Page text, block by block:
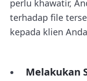
perlu khawatir,
terhadap file
kepada klien
Melakukan